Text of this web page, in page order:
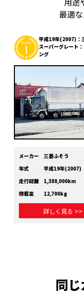
最適
平成19年(2007)：
スーパーグレート
ング
メーカー
三菱ふそう
年式
平成19年(2007)
走行距離
1,388,000km
積載量
12,700kg
詳しく見る >>
同